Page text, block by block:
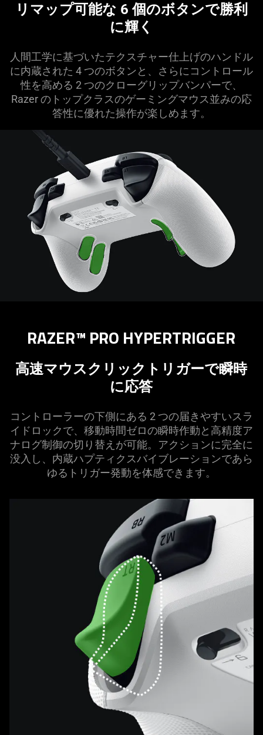
リマップ可能な 6 個のボタンで勝利
に輝く
人間工学に基づいたテクスチャー仕上げのハンドル
に内蔵された 4 つのボタンと、さらにコントロール
性を高める 2 つのクローグリップバンパーで、
Razer のトップクラスのゲーミングマウス並みの応
答性に優れた操作が楽しめ ます。
RAZER™ PRO HYPERTRIGGER
高速マウスクリックトリガーで瞬時
に応答
コントローラーの下側にある 2 つの届きやすいスラ
イドロックで、移動時間ゼロの瞬時作動と高精度ア
ナログ制御の切り替えが可能。アクションに完全に
没入し、内蔵ハプティクスバイブレーションであら
ゆるトリガー発動を体感でき ます。